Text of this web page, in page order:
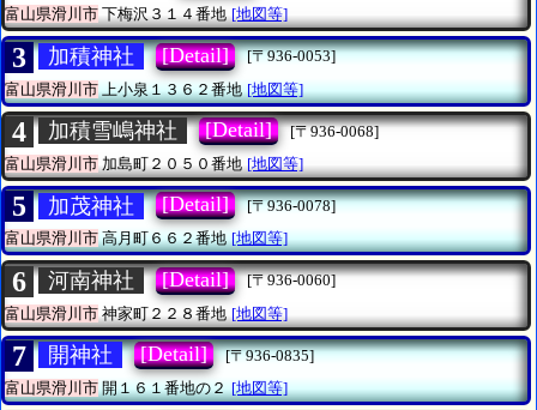
富山県滑川市下梅沢３１４番地 [地図等]
3 加積神社 [Detail]
[〒936-0053]
富山県滑川市上小泉１３６２番地 [地図等]
4 加積雪嶋神社 [Detail]
[〒936-0068]
富山県滑川市 加島町２０５０番地 [地図等]
5 加茂神社 [Detail]
[〒936-0078]
富山県滑川市高月町６６２番地 [地図等]
6 河南神社 [Detail]
[〒936-0060]
富山県滑川市 神家町２２８番地 [地図等]
7 開神社 [Detail]
[〒936-0835]
富山県滑川市開１６１番地の２ [地図等]